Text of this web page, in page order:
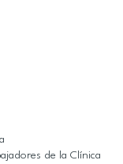
de la Clínica